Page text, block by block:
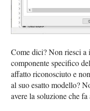
Come dici? Non riesci
componente specifico
affatto riconosciuto e
al suo esatto modello?
avere la soluzione che fa